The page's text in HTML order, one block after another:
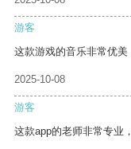
游客
这款游戏的音乐非常优美
2025-10-08
游客
这款app的老师非常专业